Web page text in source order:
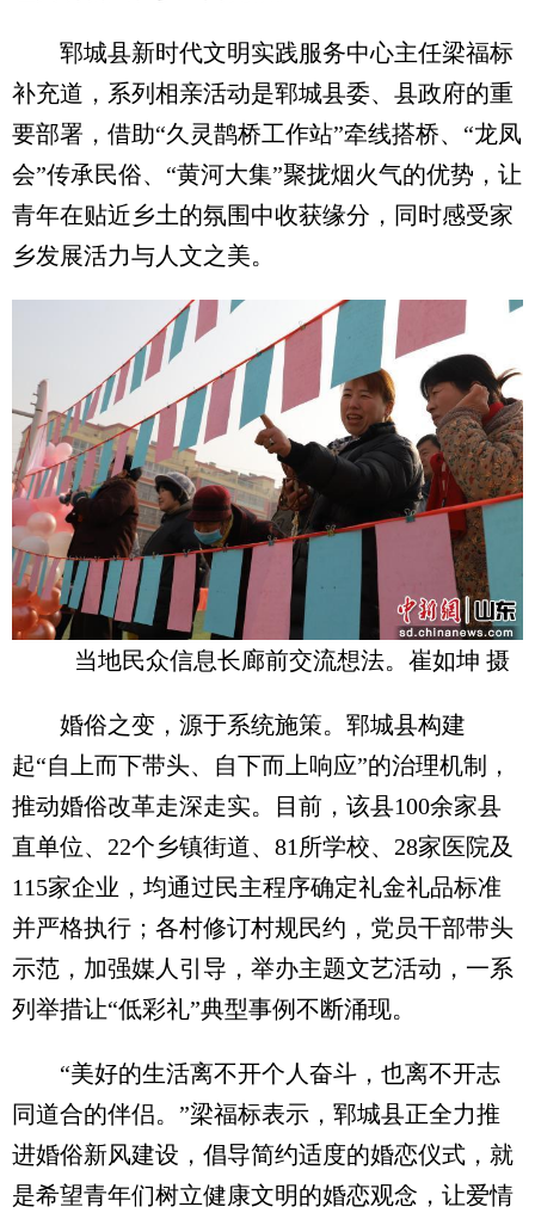
郓城县新时代文明实践服务中心主任梁福标
补充道，系列相亲活动是郓城县委、县政府的重
要部署，借助“久灵鹊桥工作站”牵线搭桥、“龙凤
会”传承民俗、“黄河大集”聚拢烟火气的优势，让
青年在贴近乡土的氛围中收获缘分，同时感受家
乡发展活力与人文之美。
当地民众信息长廊前交流想法。崔如坤 摄
婚俗之变，源于系统施策。郓城县构建
起“自上而下带头、自下而上响应”的治理机制，
推动婚俗改革走深走实。目前，该县100余家县
直单位、22个乡镇街道、81所学校、28家医院及
115家企业，均通过民主程序确定礼金礼品标准
并严格执行；各村修订村规民约，党员干部带头
示范，加强媒人引导，举办主题文艺活动，一系
列举措让“低彩礼”典型事例不断涌现。
“美好的生活离不开个人奋斗，也离不开志
同道合的伴侣。”梁福标表示，郓城县正全力推
进婚俗新风建设，倡导简约适度的婚恋仪式，就
是希望青年们树立健康文明的婚恋观念，让爱情